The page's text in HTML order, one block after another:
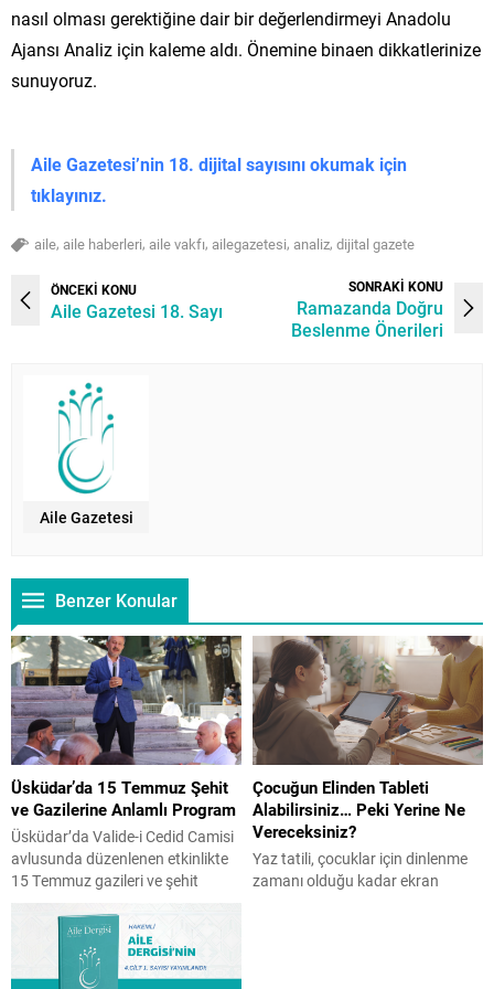
nasıl olması gerektiğine dair bir değerlendirmeyi Anadolu
Ajansı Analiz için kaleme aldı. Önemine binaen dikkatlerinize
sunuyoruz.
Aile Gazetesi’nin 18. dijital sayısını okumak için
tıklayınız.
aile, aile haberleri, aile vakfı, ailegazetesi, analiz, dijital gazete
ÖNCEKİ KONU
Aile Gazetesi 18. Sayı
SONRAKİ KONU
Ramazanda Doğru
Beslenme Önerileri
Aile Gazetesi
Benzer Konular
Üsküdar’da 15 Temmuz Şehit
ve Gazilerine Anlamlı Program
Üsküdar’da Valide-i Cedid Camisi
avlusunda düzenlenen etkinlikte
15 Temmuz gazileri ve şehit
öncülüğünde gerçekleşen ve
İstanbul Aile Vakfı Başkanı Üner
Karabıyık’ın da katılım gösterdiği
Çocuğun Elinden Tableti
Alabilirsiniz… Peki Yerine Ne
Vereceksiniz?
Yaz tatili, çocuklar için dinlenme
zamanı olduğu kadar ekran